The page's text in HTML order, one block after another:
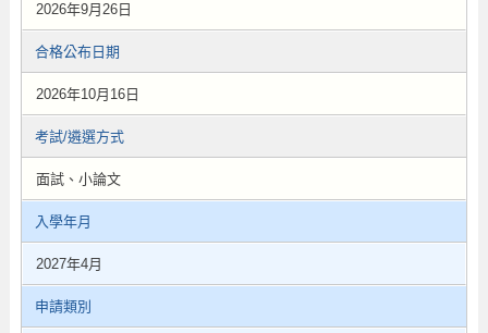
2026年9月26日
合格公布日期
2026年10月16日
考試/遴選方式
面試、小論文
入學年月
2027年4月
申請類別